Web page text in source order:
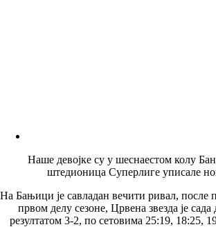
Наше девојке су у шеснаестом колу
штедионица Суперлиге уписале
На Бањици је савладан вечити ривал, после
првом делу сезоне, Црвена звезда је
резултатом 3-2, по сетовима 25:19, 18:25,